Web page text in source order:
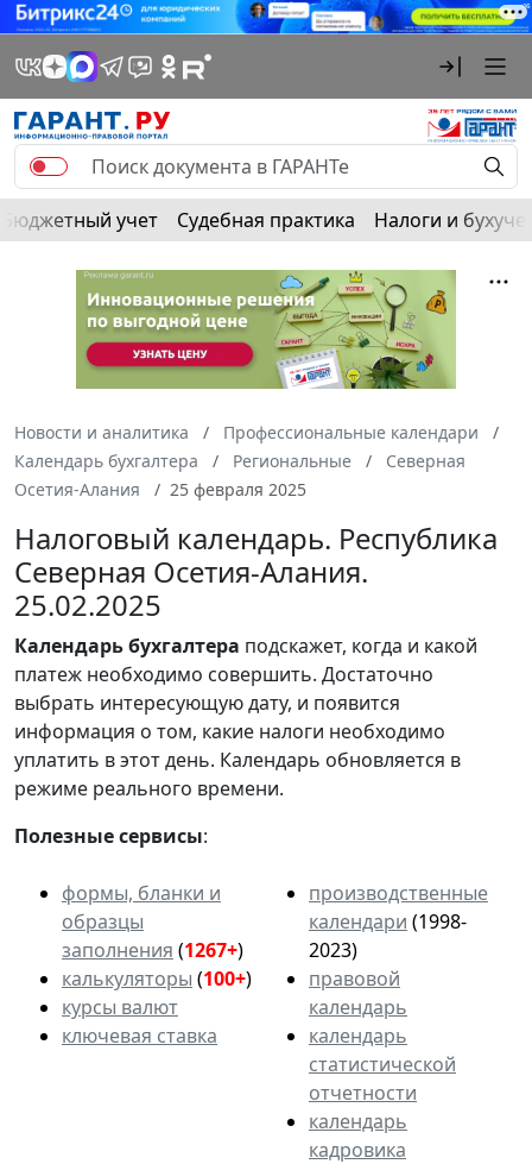
Бюджетный учет Судебная практика Налоги и
Новости и аналитика
Профессиональные календари
Календарь бухгалтера
Региональные
Северная
Осетия-Алания
25 февраля 2025
Налоговый календарь. Республика
Северная Осетия-Алания.
25.02.2025
Календарьбухгалтера подскажет, когда и какой
платеж необходимо совершить. Достаточно
выбрать интересующую дату, и появится
информация о том, какие налоги необходимо
уплатить в этот день. Календарь обновляется в
режиме реального времени.
Полезные сервисы:
формы, бланки и
образцы
заполнения (1267+)
калькуляторы (100+)
курсы валют
ключевая ставка
производственные
календари (1998-
2023)
правовой
календарь
календарь
статистической
отчетности
календарь
кадровика